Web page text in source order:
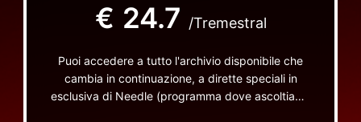
€ 24.7 /Tremestral
Puoi accedere a tutto l'archivio disponibile che
cambia in continuazione, a dirette speciali in
esclusiva di Needle (programma dove ascoltiamo